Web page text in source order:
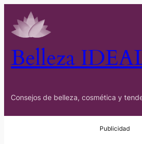
Belleza
Consejos de belleza, cosmética y